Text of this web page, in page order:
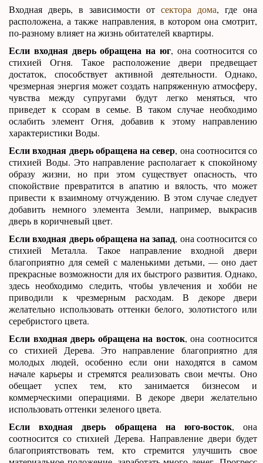
Входная дверь, в зависимости отсектора дома, где она
расположена, а также направления, в котором она смотрит,
по-разному влияет на жизнь обитателей квартиры.
Если входная дверь обращена на юг, она соотносится со
стихией Огня. Такое расположение двери предвещает
достаток, способствует активной деятельности. Однако,
чрезмерная энергия может создать напряженную атмосферу,
чувства между супругами будут легко меняться, что
приведет к ссорам в семье. В таком случае необходимо
ослабить элемент Огня, добавив к этому направлению
характеристики Воды.
Если входная дверь обращена на север, она соотносится со
стихией Воды. Это направление располагает к спокойному
образу жизни, но при этом существует опасность, что
спокойствие превратится в апатию и вялость, что может
привести к взаимному отчуждению. В этом случае следует
добавить немного элемента Земли, например, выкрасив
дверь в коричневый цвет.
Если входная дверь обращена на запад, она соотносится со
стихией Металла. Такое направление входной двери
благоприятно для семей с маленькими детьми, — оно дает
прекрасные возможности для их быстрого развития. Однако,
здесь необходимо следить, чтобы увлечения и хобби не
приводили к чрезмерным расходам. В декоре двери
желательно использовать оттенки белого, золотистого или
серебристого цвета.
Если входная дверь обращена на восток, она соотносится
со стихией Дерева. Это направление благоприятно для
молодых людей, особенно если они находятся в самом
начале карьеры и стремятся реализовать свои мечты. Оно
обещает успех тем, кто занимается бизнесом и
коммерческими операциями. В декоре двери желательно
использовать оттенки зеленого цвета.
Если входная дверь обращена на юго-восток, она
соотносится со стихией Дерева. Направление двери будет
благоприятствовать тем, кто стремится улучшить свое